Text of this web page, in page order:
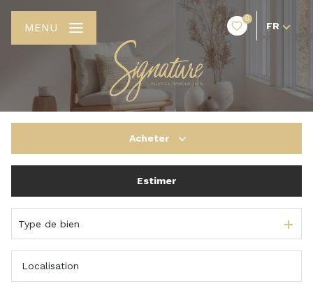
0
FR
MENU
Acheter
De l'immo pro
Estimer
Type de bien